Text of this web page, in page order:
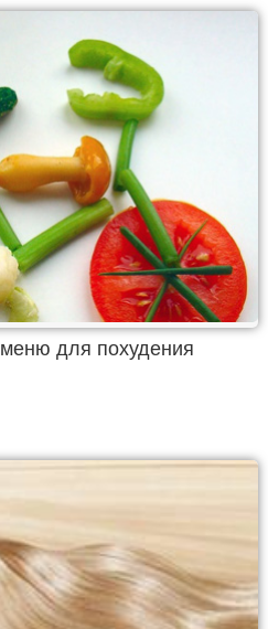
для похудения